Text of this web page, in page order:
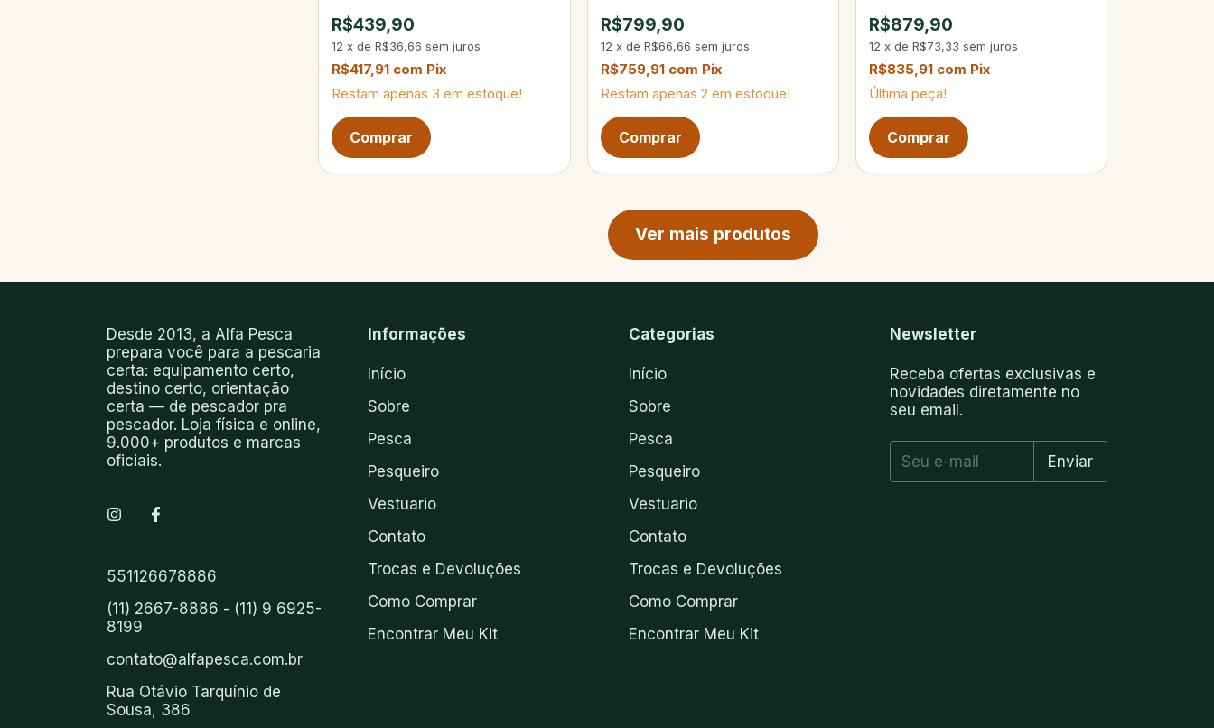
R$439,90
12 xdeR$36,66 sem juros
R$417,91 com Pix
Restam apenas 3 em estoque!
R$799,90
12 x de R$66,66 sem juros
R$759,91 com Pix
Restam apenas 2 em estoque!
R$879,90
12 x de R$73,33 sem juros
R$835,91 com Pix
Última peça!
Ver mais produtos
Desde 2013, a Alfa Pesca
prepara você para a pescaria
certa: equipamento certo,
destino certo, orientação
certa — de pescador pra
pescador. Loja física e online,
9.000+ produtos e marcas
oficiais.
551126678886
(11) 2667-8886 - (11) 9 6925-
8199
contato@alfapesca.com.br
Rua Otávio Tarquínio de
Sousa, 386
Informações
Início
Sobre
Pesca
Pesqueiro
Vestuario
Contato
Trocas e Devoluções
Como Comprar
Encontrar Meu Kit
Categorias
Início
Sobre
Pesca
Pesqueiro
Vestuario
Contato
Trocas e Devoluções
Como Comprar
Encontrar Meu Kit
Newsletter
Receba ofertas exclusivas e
novidades diretamente no
seu email.